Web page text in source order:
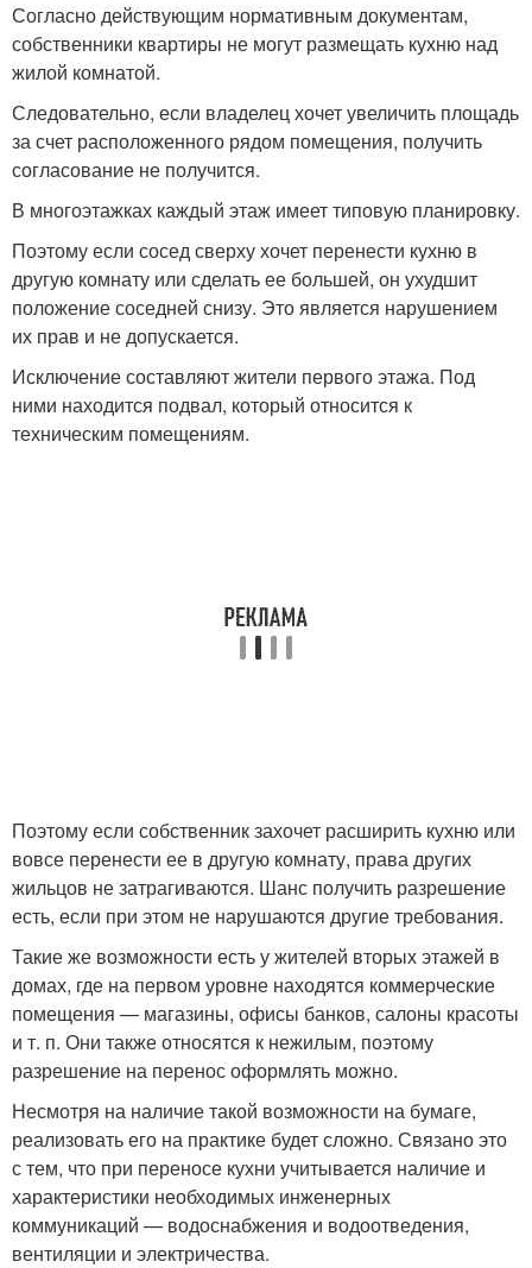
Согласно действующим нормативным документам,
собственники квартиры не могут размещать кухню над
жилой комнатой.
Следовательно, если владелец хочет увеличить площадь
за счет расположенного рядом помещения, получить
согласование не получится.
В многоэтажках каждый этаж имеет типовую планировку.
Поэтому если сосед сверху хочет перенести кухню в
другую комнату или сделать ее большей, он ухудшит
положение соседней снизу. Это является нарушением
их прав и не допускается.
Исключение составляют жители первого этажа. Под
ними находится подвал, который относится к
техническим помещениям.
Поэтому если собственник захочет расширить кухню или
вовсе перенести ее в другую комнату, права других
жильцов не затрагиваются. Шанс получить разрешение
есть, если при этом не нарушаются другие требования.
Такие же возможности есть у жителей вторых этажей в
домах, где на первом уровне находятся коммерческие
помещения — магазины, офисы банков, салоны красоты
и т. п. Они также относятся к нежилым, поэтому
разрешение на перенос оформлять можно.
Несмотря на наличие такой возможности на бумаге,
реализовать его на практике будет сложно. Связано это
с тем, что при переносе кухни учитывается наличие и
характеристики необходимых инженерных
коммуникаций — водоснабжения и водоотведения,
вентиляции и электричества.